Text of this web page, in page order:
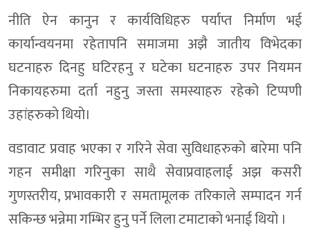
नीति ऐन कानुन र कार्यविधिहरु पर्याप्त निर्माण भई
कार्यान्वयनमा रहेतापनि समाजमा अझै जातीय विभेदका
घटनाहरु दिनहु घटिरहनु र घटेका घटनाहरु उपर नियमन
निकायहरुमा दर्ता नहुनु जस्ता समस्याहरु रहेको टिप्पणी
उहांहरुकाे थियाे।
वडावाट प्रवाह भएका र गरिने सेवा सुविधाहरुको बारेमा पनि
गहन समीक्षा गरिनुका साथै सेवाप्रवाहलाई अझ कसरी
गुणस्तरीय, प्रभावकारी र समतामूलक तरिकाले सम्पादन गर्न
सकिन्छ भन्नेमा गम्भिर हुनु पर्ने लिला टमाटाकाे भनाई थियाे ।